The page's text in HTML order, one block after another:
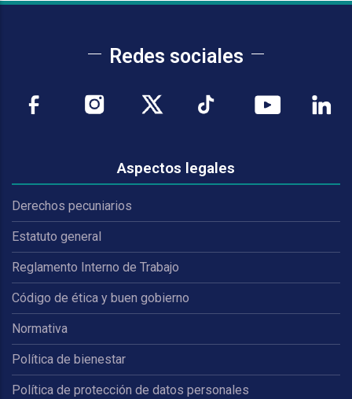
Redes sociales
Aspectos legales
Derechos pecuniarios
Estatuto general
Reglamento Interno de Trabajo
Código de ética y buen gobierno
Normativa
Política de bienestar
Política de protección de datos personales